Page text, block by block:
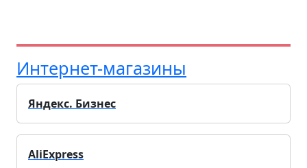
Интернет-магазины
Яндекс. Бизнес
AliExpress